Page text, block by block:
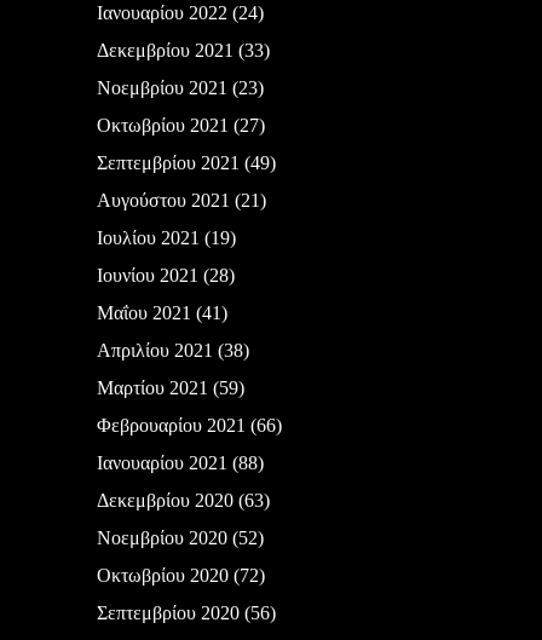
Ιανουαρίου 2022 (24)
Δεκεμβρίου 2021 (33)
Νοεμβρίου 2021 (23)
Οκτωβρίου 2021 (27)
Σεπτεμβρίου 2021 (49)
Αυγούστου 2021 (21)
Ιουλίου 2021 (19)
Ιουνίου 2021 (28)
Μαΐου 2021 (41)
Απριλίου 2021 (38)
Μαρτίου 2021 (59)
Φεβρουαρίου 2021 (66)
Ιανουαρίου 2021 (88)
Δεκεμβρίου 2020(63)
Νοεμβρίου 2020(52)
Οκτωβρίου 2020(72)
Σεπτεμβρίου 2020(56)